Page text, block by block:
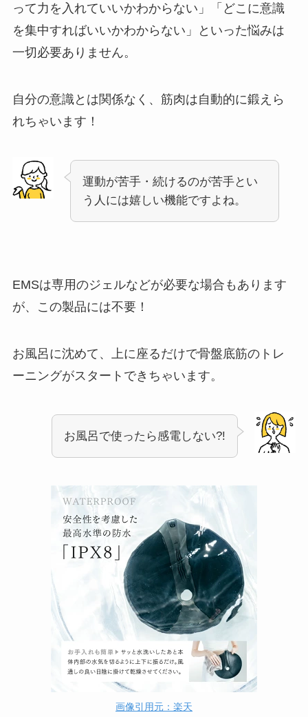
って力を入れていいかわからない」「どこに意識
を集中すればいいかわからない」といった悩みは
一切必要ありません。
自分の意識とは関係なく、筋肉は自動的に鍛えら
れちゃいます！
運動が苦手・続けるのが苦手とい
う人には嬉しい機能ですよね。
EMSは専用のジェルなどが必要な場合もあります
が、この製品には不要！
お風呂に沈めて、上に座るだけで骨盤底筋のトレ
ーニングがスタートできちゃいます。
お風呂で使ったら感電しない?!
画像引用元：楽天